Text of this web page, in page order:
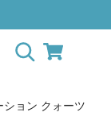
ション クォーツ